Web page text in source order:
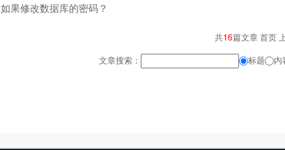
如果修改数据库的密码？
共16篇文章 首页
文章搜索：
标题 内